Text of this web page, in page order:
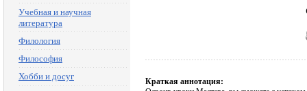
Учебная и научная
литература
Филология
Философия
Хобби и досуг
Краткая аннотация: